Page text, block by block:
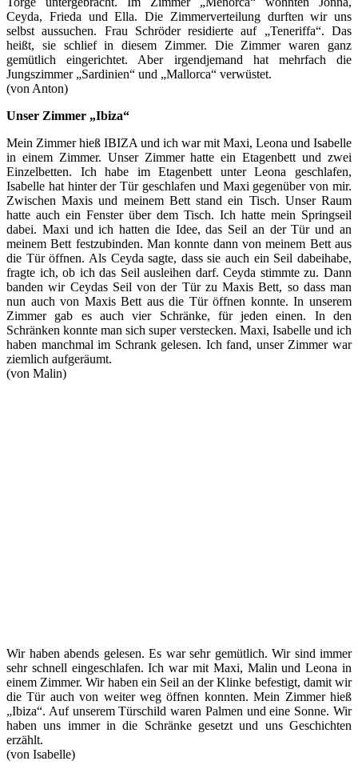
Ceyda, Frieda und Ella. Die Zimmerverteilung durften wir uns
selbst aussuchen. Frau Schröder residierte auf „Teneriffa“. Das
heißt, sie schlief in diesem Zimmer. Die Zimmer waren ganz
gemütlich eingerichtet. Aber irgendjemand hat mehrfach die
Jungszimmer „Sardinien“ und „Mallorca“ verwüstet.
(von Anton)
Unser Zimmer „Ibiza“
Mein Zimmer hieß IBIZA und ich war mit Maxi, Leona und Isabelle
in einem Zimmer. Unser Zimmer hatte ein Etagenbett und zwei
Einzelbetten. Ich habe im Etagenbett unter Leona geschlafen,
Isabelle hat hinter der Tür geschlafen und Maxi gegenüber von mir.
Zwischen Maxis und meinem Bett stand ein Tisch. Unser Raum
hatte auch ein Fenster über dem Tisch. Ich hatte mein Springseil
dabei. Maxi und ich hatten die Idee, das Seil an der Tür und an
meinem Bett festzubinden. Man konnte dann von meinem Bett aus
die Tür öffnen. Als Ceyda sagte, dass sie auch ein Seil dabeihabe,
fragte ich, ob ich das Seil ausleihen darf. Ceyda stimmte zu. Dann
banden wir Ceydas Seil von der Tür zu Maxis Bett, so dass man
nun auch von Maxis Bett aus die Tür öffnen konnte. In unserem
Zimmer gab es auch vier Schränke, für jeden einen. In den
Schränken konnte man sich super verstecken. Maxi, Isabelle und ich
haben manchmal im Schrank gelesen. Ich fand, unser Zimmer war
ziemlich aufgeräumt.
(von Malin)
Wir haben abends gelesen. Es war sehr gemütlich. Wir sind immer
sehr schnell eingeschlafen. Ich war mit Maxi, Malin und Leona in
einem Zimmer. Wir haben ein Seil an der Klinke befestigt, damit wir
die Tür auch von weiter weg öffnen konnten. Mein Zimmer hieß
„Ibiza“. Auf unserem Türschild waren Palmen und eine Sonne. Wir
haben uns immer in die Schränke gesetzt und uns Geschichten
erzählt.
(von Isabelle)